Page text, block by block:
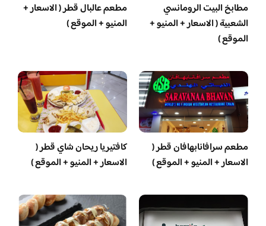
مطابخ البيت الرومانسي
الشعبية ( الاسعار + المنيو +
الموقع )
مطعم عالبال قطر ( الاسعار +
المنيو + الموقع )
مطعم سرافانابهافان قطر (
الاسعار + المنيو + الموقع )
كافتيريا ريحان شاي قطر (
الاسعار + المنيو + الموقع )